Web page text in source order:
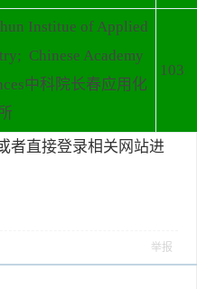
Institue of Applied
Chinese Academy
中科院长春应用化
103
者直接登录相关网站进
举报